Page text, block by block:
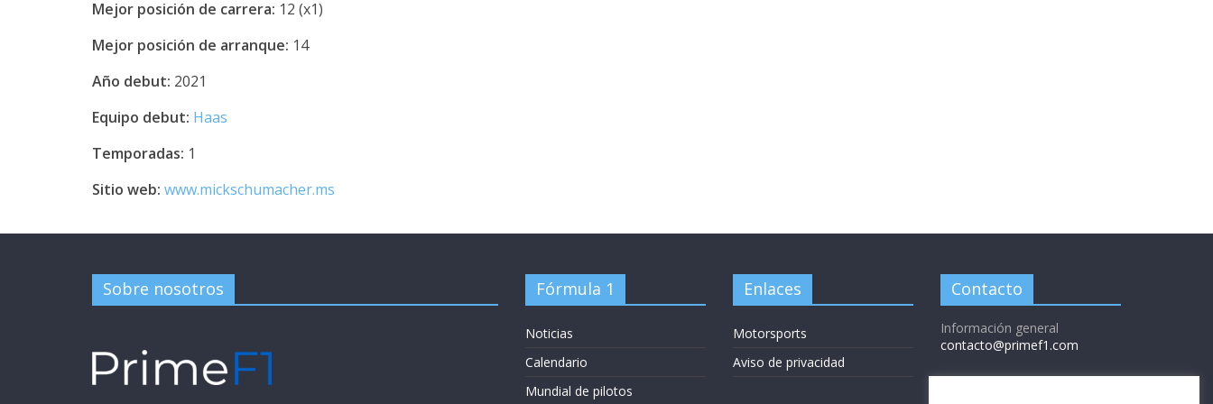
Mejor posición de carrera: 12 (x1)
Mejor posición de arranque: 14
Año debut: 2021
Equipo debut: Haas
Temporadas: 1
Sitio web: www.mickschumacher.ms
Sobre nosotros Fórmula 1
Noticias
Calendario
Mundial de pilotos
Enlaces
Motorsports
Aviso de privacidad
Contacto
Información general
contacto@primef1.com